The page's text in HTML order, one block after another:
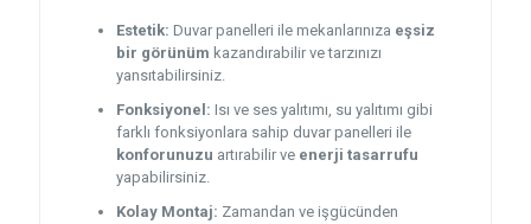
Estetik: Duvar panelleri ile mekanlarınıza eşsiz
bir görünüm kazandırabilir ve tarzınızı
yansıtabilirsiniz.
Fonksiyonel: Isı ve ses yalıtımı, su yalıtımı gibi
farklı fonksiyonlara sahip duvar panelleri ile
konforunuzu artırabilir ve enerji tasarrufu
yapabilirsiniz.
Kolay Montaj: Zamandan ve işgücünden